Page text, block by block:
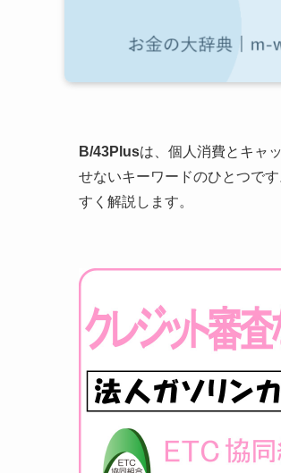
B/43Plusは、個人消費とキャ
せないキーワードのひとつで
すく解説します。